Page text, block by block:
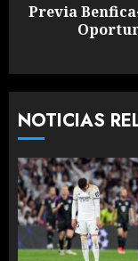
Siguiente
entrada:
Previa
NOTICIAS